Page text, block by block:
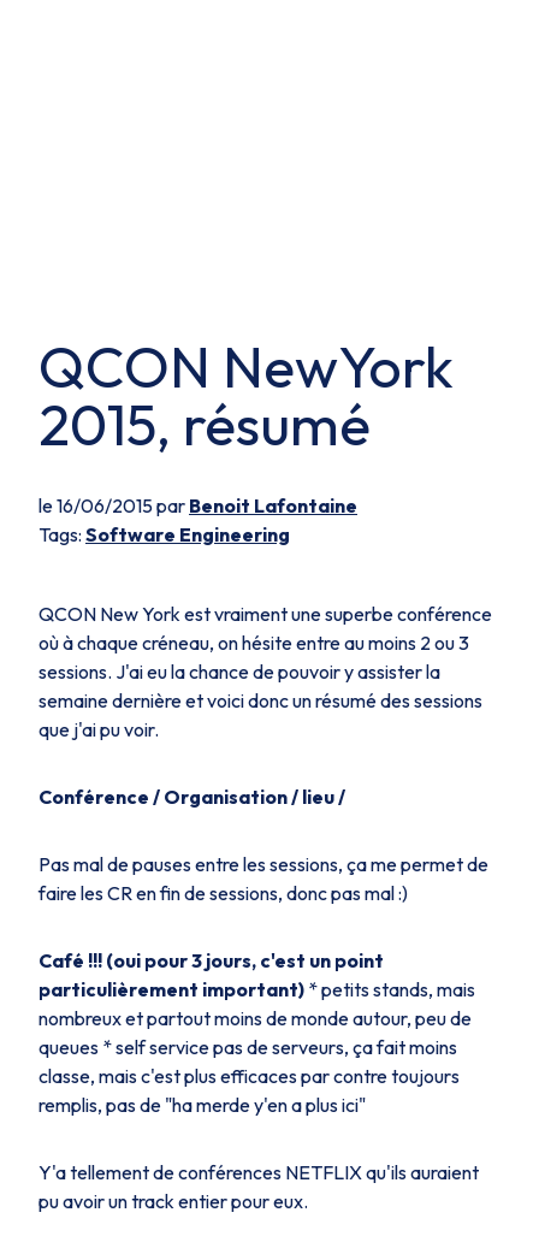
QCON NewYork
2015, résumé
le 16/06/2015 par Benoit Lafontaine
Tags: Software Engineering
QCON New York est vraiment une superbe conférence
où à chaque créneau, on hésite entre au moins 2 ou 3
sessions. J'ai eu la chance de pouvoir y assister la
semaine dernière et voici donc un résumé des sessions
que j'ai pu voir.
Conférence / Organisation / lieu /
Pas mal de pauses entre les sessions, ça me permet de
faire les CR en fin de sessions, donc pas mal :)
Café !!! (oui pour 3 jours, c'est un point
particulièrement important) * petits stands, mais
nombreux et partout moins de monde autour, peu de
queues * self service pas de serveurs, ça fait moins
classe, mais c'est plus efficaces par contre toujours
remplis, pas de "ha merde y'en a plus ici"
Y'a tellement de conférences NETFLIX qu'ils auraient
pu avoir un track entier pour eux.